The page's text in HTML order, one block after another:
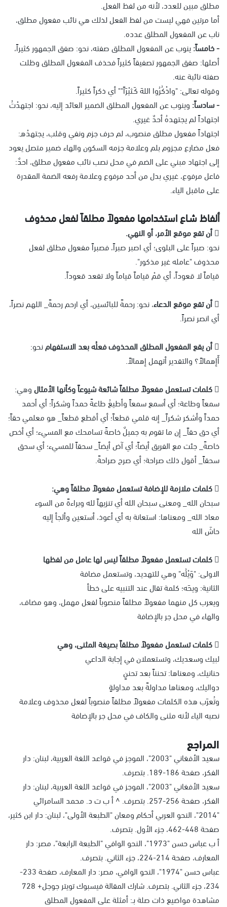
مطلق مبين للعدد، لأنه من لفظ الفعل.
أما مرتين فهي ليست من لفظ الفعل لذلك هي نائب مفعول مطلق،
ناب عن المفعول المطلق عدده.
- خامساً:ينوب عن المفعول المطلق صفته، نحو: صفق الجمهور كثيراً،
أصلها: صفق الجمهور تصفيقاً كثيراً فحذف المفعول المطلق وظلت
صفته نائبة عنه.
وقوله تعالى: "واذْكُرُوا اللهَ كَـثيْرَاً"" أي ذكراً كثيراً.
- سادساً: وينوب عن المفعول المطلق الضمير العائد إليه، نحو: اجتهدْتُ
اجتهاداً لم يجتهدهُ أحدٌ غيري.
اجتهاداً مفعول مطلق منصوب، لم حرف جزم ونفي وقلب، يجتهدْه:
فعل مضارع مجزوم بلم وعلامة جزمه السكون والهاء ضمير متصل يعود
إلى اجتهاد مبني على الضم في محل نصب نائب مفعول مطلق، احدٌ:
فاعل مرفوع، غيري بدل من أحد مرفوع وعلامة رفعه الضمة المقدرة
على ماقبل الياء.
ألفاظ شـاع استخدامها مفعولاً مطلقاً لفعل محذوف
أن تقع موقع الأمر، أو النهي.
نحو: صبراً على البلوى؛ أي اصبر صبراً، فصبراً مفعول مطلق لفعل
محذوف "عامله غير مذكور".
قياماً لا قعوداً، أي قمْ قياماً قياماً ولا تقعد قعوداً.
أن تقع موقع الدعاء، نحو: رحمةً للبائسين، أي ارحم رحمةً_ اللهم نصراً،
أي انصر نصراً.
أن يقع المفعول المطلق المحذوف فعلُه بعد الاستفهامنحو:
أَإهمالاً؟ والتقدير أتهمل إهمالاً.
 كلمات تستعمل مفعولاً مطلقاً شائعة شيوعاً وكأنها الأمثال
وهي:
سمعاً وطاعة؛ أي أسمع سمعاً وأطيعُ طاعةً حمداً وشكراً؛ أي أحمد
حمداً وأشكر شكراً_ إنه قلمي قطعاً؛ أي أقطع قطعاً_ هو معلمي حقاً؛
أي حق حقاً_ إن ما تقوم به جميلٌ خاصةً تسامحك مع المسيء؛ أي أخص
خاصةً_ جئت مع الفريق أيضاً؛ أي آض أيضاً_ سحقاً للمسيء؛ أي سحق
سحقاً_ أقول ذلك صراحة؛ أي صرح صراحةً.
 كلمات ملازمة للإضافة تستعمل مفعولاً مطلقاً وهي:
سبحان الله_ ومعنى سبحان الله أي تنزيهاً لله وبراءةً من السوء
معاذ الله_ ومعناها: استعانة به أي أعوذ، أستعين وألجأ إليه
حاشَ الله
 كلمات تستعمل مفعولاً مطلقاً ليس لها عامل من لفظها
الاولى: "وَيْلُه" وهي للتهديد، وتستعمل مضافة
الثانية: ويحَه؛ كلمة تقال عند التنبيه على خطأ
ويعرب كل منهما مفعولاً مطلقاً منصوباً لفعل مهمل، وهو مضاف،
والهاء في محل جر بالإضافة
 كلمات تستعمل مفعولاً مطلقاً بصيغة المثنى، وهي
لبيك وسعديك، وتستعملان في إجابة الداعي
حنانيك، ومعناها: تحنناً بعد تحننٍ
دواليك، ومعناها مداولةً بعد مداولةٍ
وتُعرَب هذه الكلمات مفعولاً مطلقاً منصوباً لفعل محذوف وعلامة
نصبه الياء لأنه مثنى والكاف في محل جر بالإضافة
المراجع
سعيد الأفغاني "2003"، الموجز في قواعد اللغة العربية، لبنان: دار
الفكر، صفحة 186-189. بتصرف.
سعيد الأفغاني "2003"، الموجز في قواعد اللغة العربية، لبنان: دار
الفكر، صفحة 256-257. بتصرف. ^ أ ب ت د. محمد السامرائي
"2014"، النحو العربي أحكام ومعان "الطبعة الأولى"، لبنان: دار ابن كثير،
صفحة 448-462، جزء الأول. بتصرف.
أ ب عباس حسن "1973"، النحو الوافي "الطبعة الرابعة"، مصر: دار
المعارف، صفحة 214-224، جزء الثاني. بتصرف.
عباس حسن "1974"، النحو الوافي، مصر: دار المعارف، صفحة 233-
234، جزء الثاني. بتصرف. شارك المقالة فيسبوك تويتر جوجل+ 728
مشاهدة مواضيع ذات صلة بـ: أمثلة على المفعول المطلق